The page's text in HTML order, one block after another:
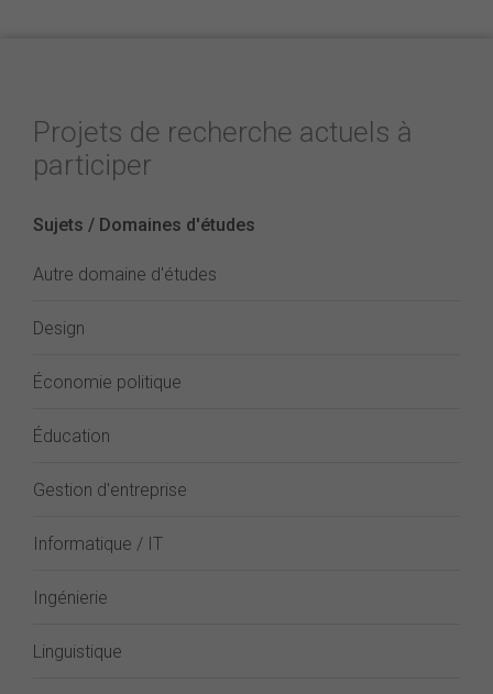
Projets de recherche actuels à
participer
Sujets / Domaines d'études
Autre domaine d'études
Design
Économie politique
Éducation
Gestion d'entreprise
Informatique / IT
Ingénierie
Linguistique